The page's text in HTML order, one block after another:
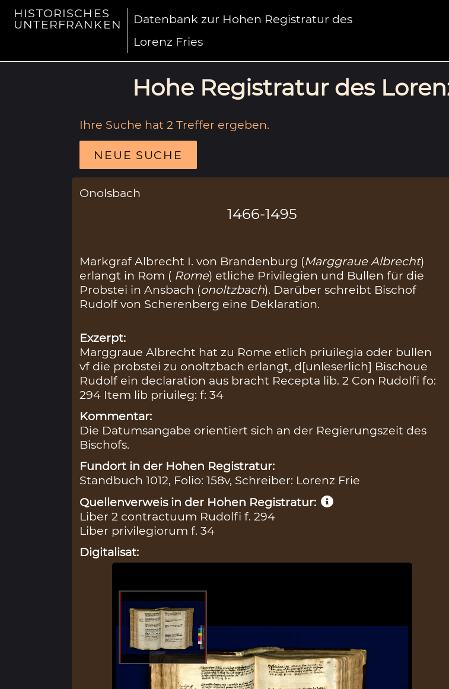
HISTORISCHES
UNTERFRANKEN
Datenbank zur Hohen Registratur des
Lorenz Fries
Hohe Registratur des
Ihre Suche hat 2 Treffer ergeben.
NEUE SUCHE
Onolsbach
1466-1495
Markgraf Albrecht I. von Brandenburg (Marggraue Albrecht)
erlangt in Rom ( Rome) etliche Privilegien und Bullen für die
Probstei in Ansbach (onoltzbach). Darüber schreibt Bischof
Rudolf von Scherenberg eine Deklaration.
Exzerpt:
Marggraue Albrecht hat zu Rome etlich priuilegia oder bullen
vf die probstei zu onoltzbach erlangt, d[unleserlich] Bischoue
Rudolf ein declaration aus bracht Recepta lib. 2 Con Rudolfi fo:
294 Item lib priuileg: f: 34
Kommentar:
Die Datumsangabe orientiert sich an der Regierungszeit des
Bischofs.
Fundort in der Hohen Registratur:
Standbuch 1012, Folio: 158v, Schreiber: Lorenz Frie
Quellenverweis in der Hohen Registratur:
Liber 2 contractuum Rudolfi f. 294
Liber privilegiorum f. 34
Digitalisat: